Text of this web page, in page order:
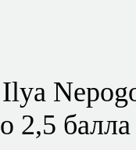
2,5 балла